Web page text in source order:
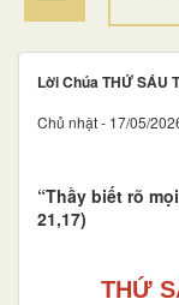
Lời Chúa THỨ SÁU
Chủ nhật - 17/05/
“Thầy biết rõ
21,17)
THỨ